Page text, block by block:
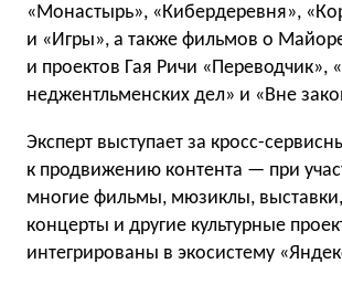
«Монастырь», «Кибердеревня»,
и «Игры», а также фильмов о
и проектов Гая Ричи «Переводчик»,
неджентльменских дел» и «Вне
Эксперт выступает за кросс-
к продвижению контента — при
многие фильмы, мюзиклы,
концерты и другие культурные
интегрированы в экосистему